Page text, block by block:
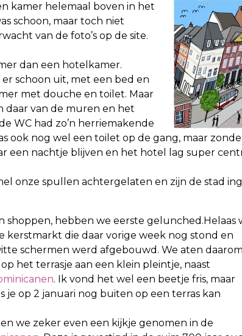
kamer helemaal boven in het
schoon, maar toch niet
van de foto’s op de site.
dan een hotelkamer.
schoon uit, met een bed en
met douche en toilet. Maar
daar van de muren en het
WC had zo’n herriemakende
ook nog wel een toilet op de gang, maar
een nachtje blijven en het hotel lag super
onze spullen achtergelaten en zijn de stad
shoppen, hebben we eerste gelunched.Helaas
kerstmarkt die daar vorige week nog stond en
schermen werd afgebouwd. We aten daarom
het terrasje aan een klein pleintje, naast
. Ik vond het wel een beetje fris, maar
je op 2 januari nog buiten op een terras kan
we zeker even een kijkje genomen in de